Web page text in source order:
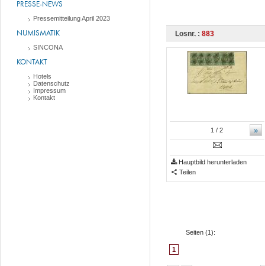
PRESSE-NEWS
Pressemitteilung April 2023
NUMISMATIK
SINCONA
KONTAKT
Hotels
Datenschutz
Impressum
Kontakt
Losnr. : 883
»
1 / 2
Hauptbild herunterladen
Teilen
Seiten (1 ):
1